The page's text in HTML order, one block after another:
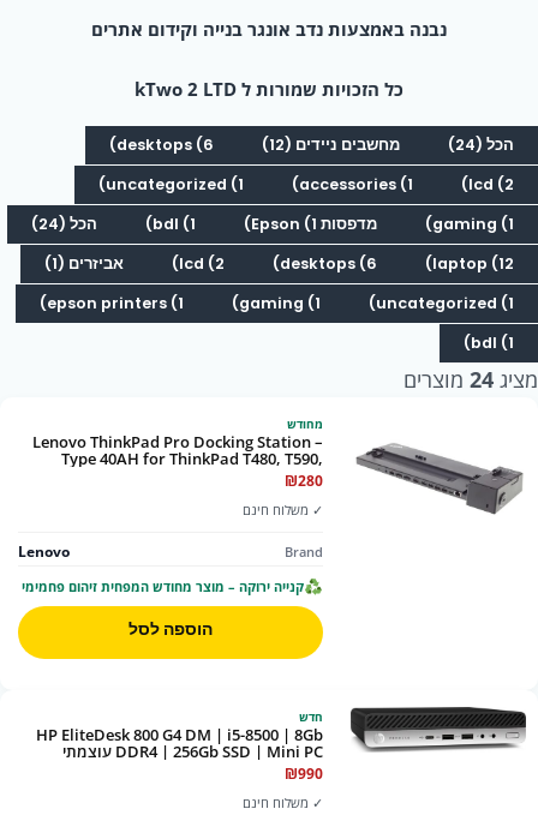
נבנה באמצעות נדב אונגר בנייה וקידום אתרים
כל הזכויות שמורות ל kTwo 2 LTD
הכל (24) מחשבים ניידים (12)
desktops (6)
lcd (2)
accessories (1)
uncategorized (1)
gaming (1)
מדפסות Epson (1) bdl (1)
הכל (24)
laptop (12)
desktops (6)
lcd (2)
אביזרים (1)
uncategorized (1)
gaming (1)
epson printers (1)
bdl (1)
מציג 24 מוצרים
מחודש
Lenovo ThinkPad Pro Docking Station –
Type 40AH for ThinkPad T480, T590,
X280… (Renew)
₪280
✓ משלוח חינם
Brand
Lenovo
קנייה ירוקה – מוצר מחודש המפחית זיהום פחמימי
הוספה לסל
חדש
HP EliteDesk 800 G4 DM | i5-8500 | 8Gb
DDR4 | 256Gb SSD | Mini PC עוצמתי
לעסקים
₪990
✓ משלוח חינם